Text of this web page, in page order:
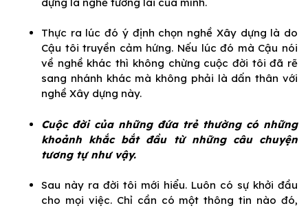
Thực ra lúc đó ý định chọn nghề Xây dựng là do
Cậu tôi truyền cảm hứng. Nếu lúc đó mà Cậu nói
về nghề khác thì không chừng cuộc đời tôi đã rẽ
sang nhánh khác mà không phải là dấn thân với
nghề Xây dựng này.
Cuộc đời của những đứa trẻ thường có những
khoảnh khắc bắt đầu từ những câu chuyện
tương tự như vậy.
Sau này ra đời tôi mới hiểu. Luôn có sự khởi đầu
cho mọi việc. Chỉ cần có một thông tin nào đó,